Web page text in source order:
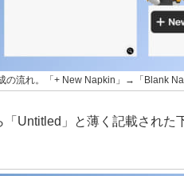
の流れ。「+ New Napkin」→「Blank
「Untitled」と薄く記載された